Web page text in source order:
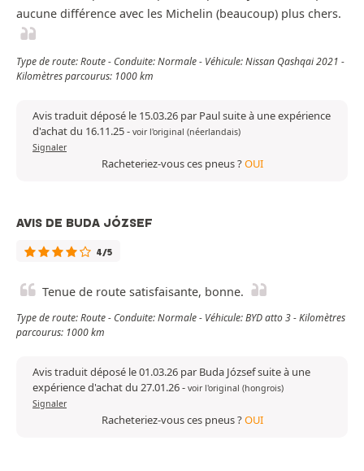
aucune différence avec les Michelin (beaucoup) plus chers.
Type de route: Route - Conduite: Normale - Véhicule: Nissan Qashqai 2021 -
Kilomètres parcourus: 1000 km
Avis traduit déposé le 15.03.26 par Paul suite à une expérience
d'achat du 16.11.25- voir l'original (néerlandais)
Signaler
Racheteriez-vous ces pneus ?OUI
AVIS DE BUDA JÓZSEF
4/5
Tenue de route satisfaisante, bonne.
Type de route: Route - Conduite: Normale - Véhicule: BYD atto 3 - Kilomètres
parcourus: 1000 km
Avis traduit déposé le 01.03.26 par Buda József suite à une
expérience d'achat du 27.01.26- voir l'original (hongrois)
Signaler
Racheteriez-vous ces pneus ?OUI